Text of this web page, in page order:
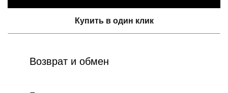
Купить в один клик
Возврат и обмен